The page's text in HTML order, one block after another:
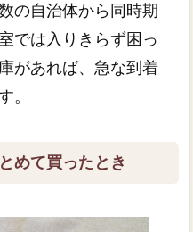
の自治体から同時期
では入りきらず困っ
があれば、急な到着
。
めて買ったとき